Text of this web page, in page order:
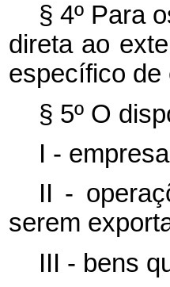
§ 4º Para
direta ao
específico de
§ 5º O
I -
II -
serem
III - bens